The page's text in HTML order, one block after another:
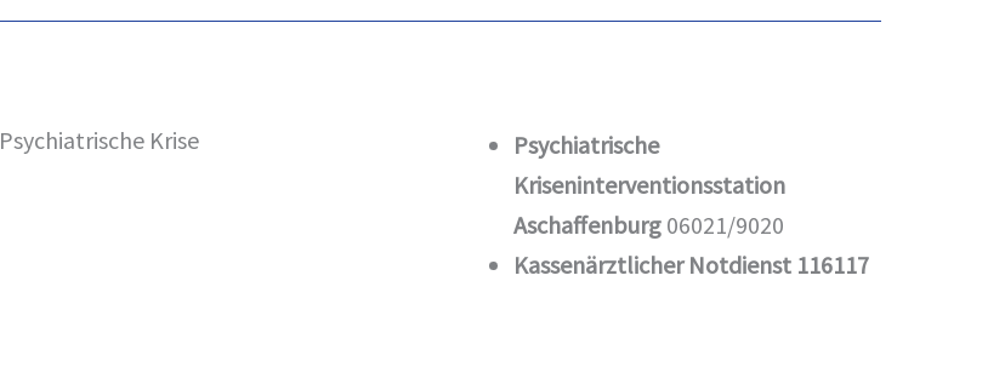
Psychiatrische Krise
Psychiatrische
Kriseninterventionsstation
Aschaffenburg06021/9020
Kassenärztlicher Notdienst 116117